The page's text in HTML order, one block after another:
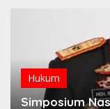
Hukum
Simposium